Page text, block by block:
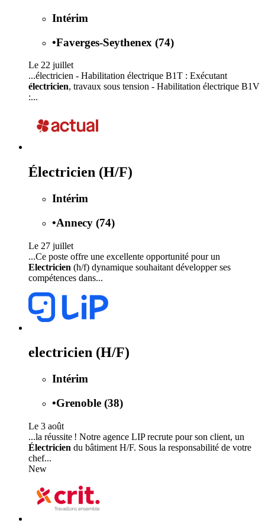
Intérim
•Faverges-Seythenex (74)
Le 22 juillet
...électricien - Habilitation électrique B1T : Exécutant
électricien, travaux sous tension - Habilitation électrique B1V
:...
Électricien (H/F)
Intérim
•Annecy (74)
Le 27 juillet
...Ce poste offre une excellente opportunité pour un
Electricien (h/f) dynamique souhaitant développer ses
compétences dans...
electricien (H/F)
Intérim
•Grenoble (38)
Le 3 août
...la réussite ! Notre agence LIP recrute pour son client, un
Électricien du bâtiment H/F. Sous la responsabilité de votre
chef...
New